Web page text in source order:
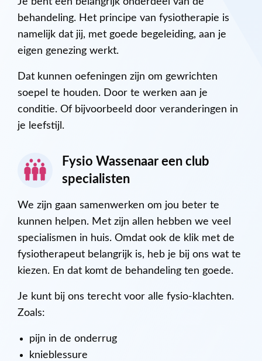
behandeling. Het principe van fysiotherapie is
namelijk dat jij, met goede begeleiding, aan je
eigen genezing werkt.
Dat kunnen oefeningen zijn om gewrichten
soepel te houden. Door te werken aan je
conditie. Of bijvoorbeeld door veranderingen in
je leefstijl.
Fysio Wassenaar een club
specialisten
We zijn gaan samenwerken om jou beter te
kunnen helpen. Met zijn allen hebben we veel
specialismen in huis. Omdat ook de klik met de
fysiotherapeut belangrijk is, heb je bij ons wat te
kiezen. En dat komt de behandeling ten goede.
Je kunt bij ons terecht voor alle fysio-klachten.
Zoals:
pijn in de onderrug
knieblessure